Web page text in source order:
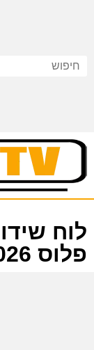
לוח
פלוס 15-06-2026